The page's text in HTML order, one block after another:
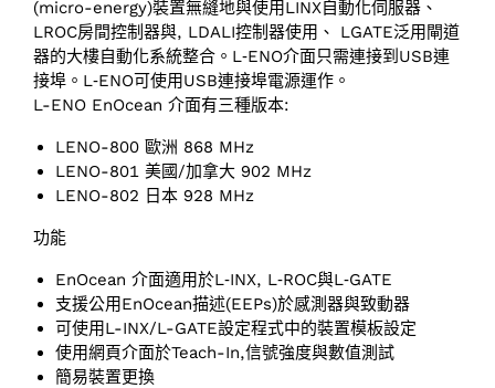
(micro-energy)裝置無縫地與使用LINX自動化伺服器、
LROC房間控制器與, LDALI控制器使用、 LGATE泛用閘道
器的大樓自動化系統整合。L‑ENO介面只需連接到USB連
接埠。L‑ENO可使用USB連接埠電源運作。
L-ENO EnOcean 介面有三種版本:
LENO-800 歐洲 868 MHz
LENO-801 美國/加拿大 902 MHz
LENO-802 日本 928 MHz
功能
EnOcean 介面適用於L‑INX, L‑ROC與L‑GATE
支援公用EnOcean描述(EEPs)於感測器與致動器
可使用L-INX/L-GATE設定程式中的裝置模板設定
使用網頁介面於Teach-In,信號強度與數值測試
簡易裝置更換